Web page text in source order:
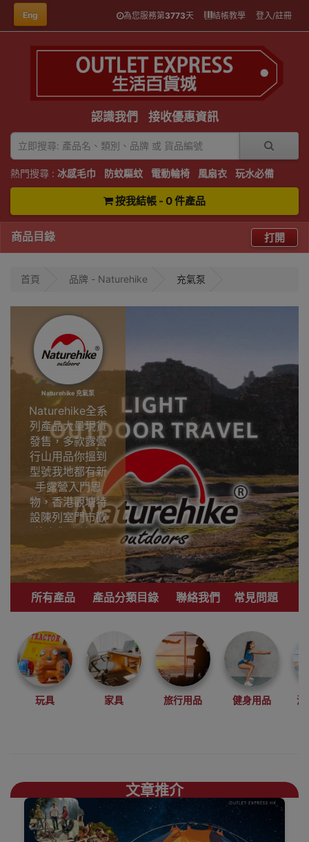
Eng 為您服務第3773天 結帳教學 登入/註冊
認識我們 接收優惠資訊
熱門搜尋 : 冰感毛巾 防蚊驅蚊 電動輪椅 風扇衣 玩水必備
按我結帳 - 0 件產品
商品目錄 打開
首頁 品牌 - Naturehike 充氣泵
Naturehike 充氣泵
Naturehike全系
列產品大量現貨
發售，多款露營
行山用品你搵到
型號我地都有新
手露營入門恩
物，香港觀塘特
設陳列室門市歡
迎參觀直接選
購。
專業戶外運動品
牌 致力提供銷售
優質登山、行
山、露營用品。
登山、攀岩、徒
步、露營等戶外
運動中設計開發
產品。
結合自然環保，
上網睇人評價不
如自己到陳列室
所有產品 產品分類目錄 聯絡我們 常見問題
玩具 家具 旅行用品 健身用品
沙
文章推介